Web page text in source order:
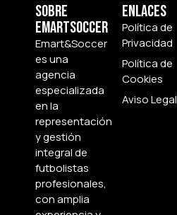
Sobre
Emartsoccer
Emart&Soccer
es una
agencia
especializada
en la
representación
y gestión
integral de
futbolistas
profesionales,
con amplia
Enlaces
Política de
Privacidad
Política de
Cookies
Aviso Legal